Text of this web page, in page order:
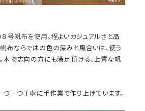
号帆布を使用。程よいカジュアルさと品
布ならではの色の深みと風合いは、使う
本物志向の方にも満足頂ける、上質な帆
一つ丁寧に手作業で作り上げています。